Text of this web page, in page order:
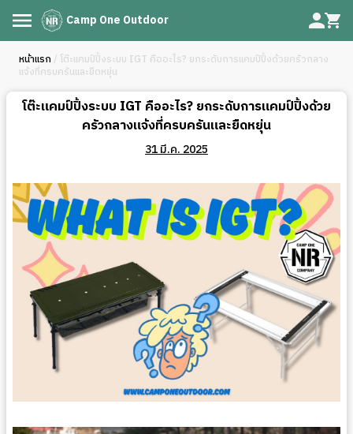
Camp One Outdoor
หน้าแรก / โต๊ะแคมป์ปิ้งระบบ IGT คืออะไร? ยกระดับการแคมป์ปิ้งด้วยครัวกลาง
แจ้งที่ครบครันและยืดหยุ่น
โต๊ะแคมป์ปิ้งระบบ IGT คืออะไร? ยกระดับการแคมป์ปิ้งด้วย
ครัวกลางแจ้งที่ครบครันและยืดหยุ่น
31 มี.ค. 2025